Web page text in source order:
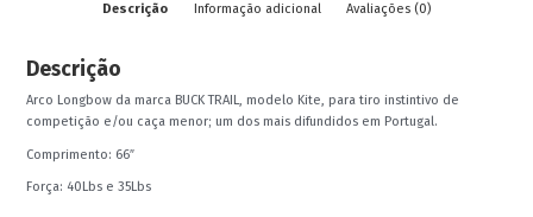
Descrição Informação adicional Avaliações (0)
Descrição
Arco Longbow da marca BUCK TRAIL, modelo Kite, para tiro instintivo de
competição e/ou caça menor; um dos mais difundidos em Portugal.
Comprimento: 66″
Força: 40Lbs e 35Lbs